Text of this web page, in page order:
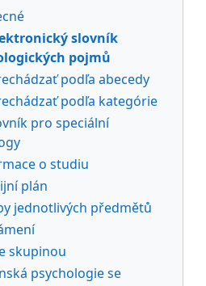
slovník
pojmů
podľa abecedy
podľa kategórie
pro speciální
o studiu
plán
jednotlivých předmětů
skupinou
psychologie se